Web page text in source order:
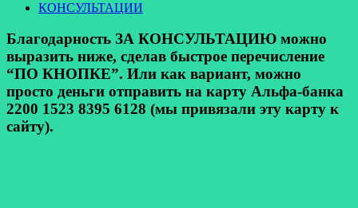
КОНСУЛЬТАЦИИ
Благодарность ЗА КОНСУЛЬТАЦИЮ можно
выразить ниже, сделав быстрое перечисление
“ПО КНОПКЕ”. Или как вариант, можно
просто деньги отправить на карту Альфа-банка
2200 1523 8395 6128 (мы привязали эту карту к
сайту).